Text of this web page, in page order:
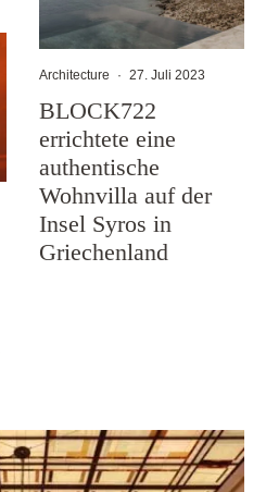
Architecture · 27. Juli 2023
BLOCK722
errichtete eine
authentische
Wohnvilla auf der
Insel Syros in
Griechenland